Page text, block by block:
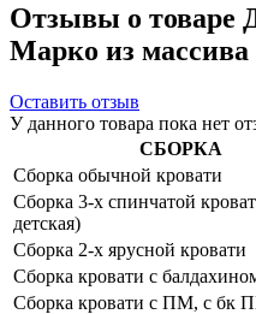
Отзывы о товаре
Марко из массива
Оставить отзыв
У данного товара пока нет
СБОРКА
Сборка обычной кровати
Сборка 3-х спинчатой
детская)
Сборка 2-х ярусной кровати
Сборка кровати с
Сборка кровати с ПМ, с бк